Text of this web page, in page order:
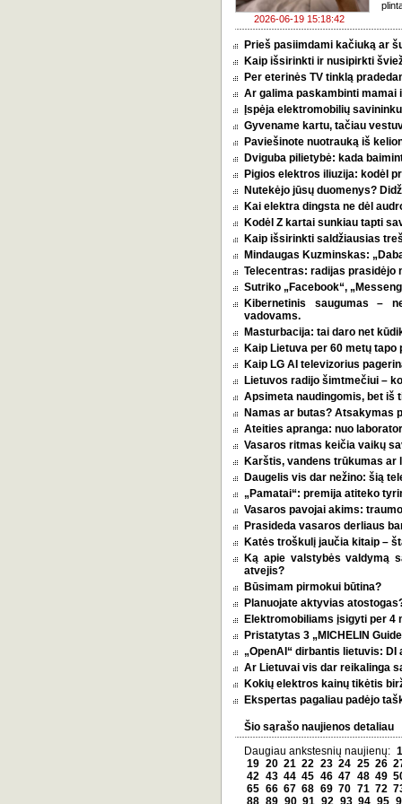
2026-06-19 15:18:42
Prieš pasiimdami kačiuką ar
Kaip išsirinkti ir nusipirkti
Per eterinės TV tinklą
Ar galima paskambinti mamai
Įspėja elektromobilių
Gyvename kartu, tačiau
Paviešinote nuotrauką iš
Dviguba pilietybė: kada
Pigios elektros iliuzija: kodėl
Nutekėjo jūsų duomenys?
Kai elektra dingsta ne dėl
Kodėl Z kartai sunkiau tapti
Kaip išsirinkti saldžiausias
Mindaugas Kuzminskas:
Telecentras: radijas prasidėjo
Sutriko „Facebook“,
Kibernetinis saugumas –
vadovams.
Masturbacija: tai daro net
Kaip Lietuva per 60 metų
Kaip LG AI televizorius
Lietuvos radijo šimtmečiui –
Apsimeta naudingomis, bet iš
Namas ar butas? Atsakymas
Ateities apranga: nuo
Vasaros ritmas keičia vaikų
Karštis, vandens trūkumas ar
Daugelis vis dar nežino: šią
„Pamatai“: premija atiteko
Vasaros pavojai akims:
Prasideda vasaros derliaus
Katės troškulį jaučia kitaip –
Ką apie valstybės valdymą
atvejis?
Būsimam pirmokui būtina?
Planuojate aktyvias
Elektromobiliams įsigyti per 4
Pristatytas 3 „MICHELIN
„OpenAI“ dirbantis lietuvis:
Ar Lietuvai vis dar reikalinga
Kokių elektros kainų tikėtis
Ekspertas pagaliau padėjo
Šio sąrašo naujienos detaliau
Daugiau ankstesnių naujienų: 1
19 20 21 22 23 24 25 26
42 43 44 45 46 47 48 49
65 66 67 68 69 70 71 72
88 89 90 91 92 93 94 95